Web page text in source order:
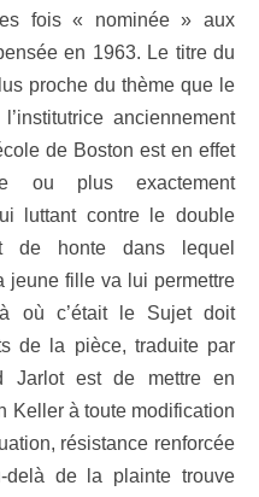
fois « nominée » aux
en 1963. Le titre du
proche du thème que le
anciennement
de Boston est en effet
ou plus exactement
luttant contre le double
de honte dans lequel
jeune fille va lui permettre
où c’était le Sujet doit
de la pièce, traduite par
Jarlot est de mettre en
Keller à toute modification
résistance renforcée
de la plainte trouve